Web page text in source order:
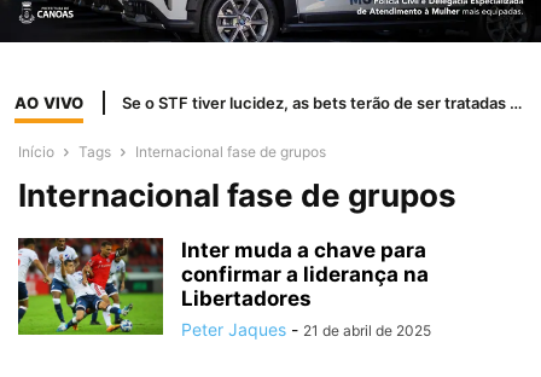
AO VIVO Se o STF tiver lucidez, as bets terão de ser tratadas como jogo de azar
Início Tags Internacional fase de grupos
Internacional fase de grupos
Inter muda a chave para
confirmar a liderança na
Libertadores
Peter Jaques - 21 de abril de 2025